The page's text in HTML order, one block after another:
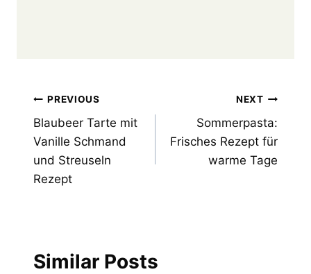
Post
navigation
PREVIOUS
Blaubeer Tarte mit
Vanille Schmand
und Streuseln
Rezept
NEXT
Sommerpasta:
Frisches Rezept für
warme Tage
Similar Posts